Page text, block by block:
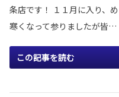
条店です！ １１月に入り、
寒くなって参りましたが皆…
この記事を読む